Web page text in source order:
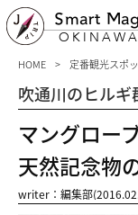
Smart
OKINAWA
HOME 定番観光スポ
吹通川のヒルギ
マングロー
天然記念物
writer：編集部